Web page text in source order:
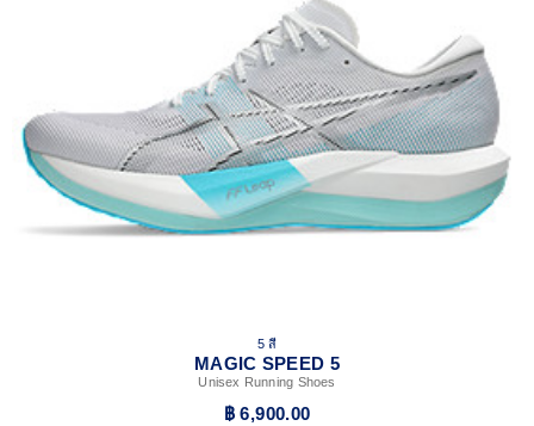
5 สี
MAGIC SPEED 5
Unisex Running Shoes
฿ 6,900.00